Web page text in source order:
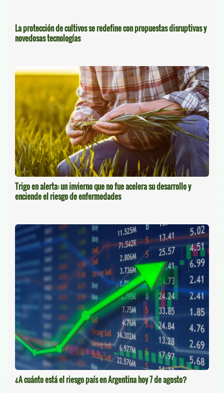
La protección de cultivos se redefine con propuestas disruptivas y
novedosas tecnologías
Trigo en alerta: un invierno que no fue acelera su desarrollo y
enciende el riesgo de enfermedades
¿A cuánto está el riesgo país en Argentina hoy 7 de agosto?